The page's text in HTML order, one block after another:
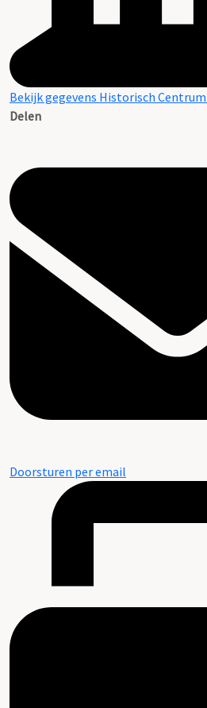
Bekijk gegevens Historisch
Delen
Doorsturen per email